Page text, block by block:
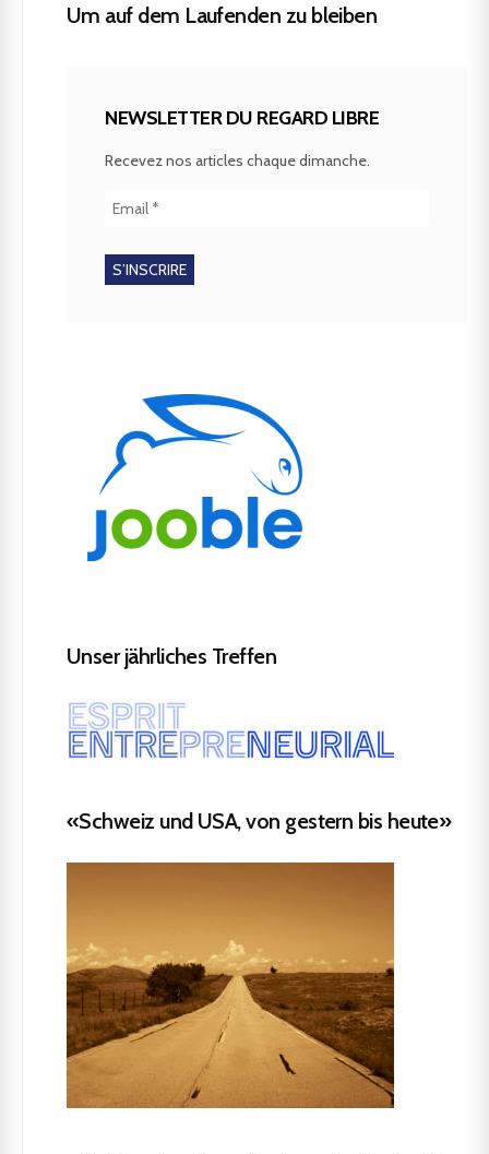
Um auf dem Laufenden zu bleiben
NEWSLETTER DU REGARD LIBRE
Recevez nos articles chaque dimanche.
Unser jährliches Treffen
«Schweiz und USA, von gestern bis heute»